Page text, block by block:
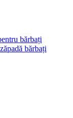
bărbați
bărbați